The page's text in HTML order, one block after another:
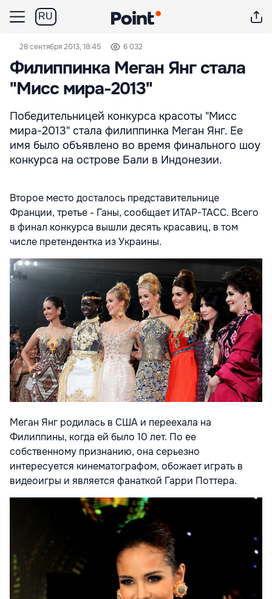
RU
28 сентября 2013, 18:45 6 032
Филиппинка Меган Янг стала
"Мисс мира-2013"
Победительницей конкурса красоты "Мисс
мира-2013" стала филиппинка Меган Янг. Ее
имя было объявлено во время финального шоу
конкурса на острове Бали в Индонезии.
Второе место досталось представительнице
Франции, третье - Ганы, сообщает ИТАР-ТАСС. Всего
в финал конкурса вышли десять красавиц, в том
числе претендентка из Украины.
Меган Янг родилась в США и переехала на
Филиппины, когда ей было 10 лет. По ее
собственному признанию, она серьезно
интересуется кинематографом, обожает играть в
видеоигры и является фанаткой Гарри Поттера.